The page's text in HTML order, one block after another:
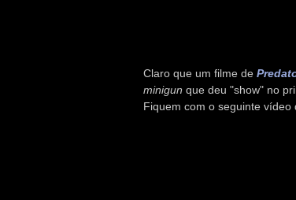
Claro que um filme de
minigun que deu "show" no
Fiquem com o seguinte